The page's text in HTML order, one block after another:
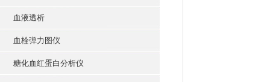
血液透析
血栓弹力图仪
糖化血红蛋白分析仪